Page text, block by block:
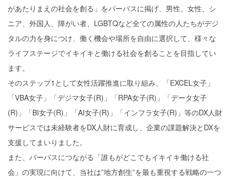
があたりまえの社会を創る」をパーパスに掲げ、男性、女性、シ
ニア、外国人、障がい者、LGBTQなど全ての属性の人たちがデジ
タルの力を身につけ、働く機会や場所を自由に選択して、様々な
ライフステージでイキイキと働ける社会を創ることを目指してい
ます。
そのステップ1として女性活躍推進に取り組み、「EXCEL女子」
「VBA女子」「デジマ女子(R)」「RPA女子(R)」「データ女子
(R)」「BI女子(R)」「AI女子(R)」「インフラ女子(R)」等のDX人財
サービスでは未経験者をDX人財に育成し、企業の課題解決とDXを
支援してまいりました。
また、パーパスにつながる「誰もがどこでもイキイキ働ける社
会」の実現に向けて、当社は”地方創生”を最も重視する戦略の一つ